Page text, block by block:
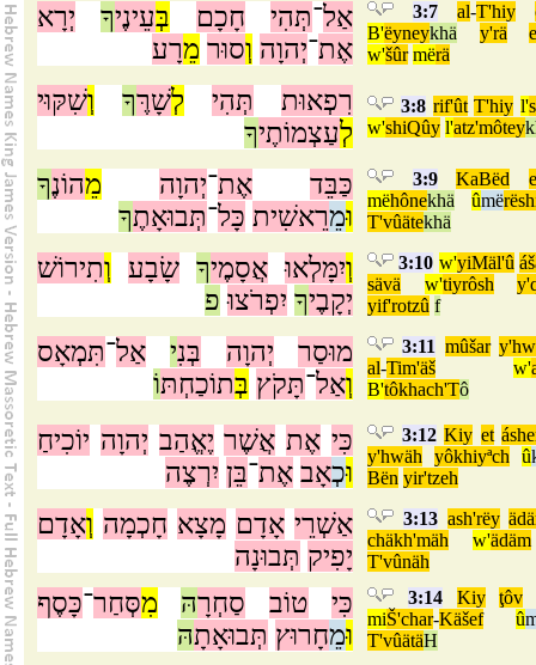
אַל־תְּהִי חָכָם בְּעֵינֶיךָ
יְרָא
אֶת־יְהוָה וְסוּר מֵרָע
3:7 al-T'hiy
B'ëyneykhä y'rä
w'šûr mërä
רִפְאוּת תְּהִי לְשָׁרֶּךָ וְשִׁקּוּי
לְעַצְמוֹתֶיךָ
3:8 rif'ût T'hiy l'
w'shiQûy l'atz'môtey
כַּבֵּד אֶת־יְהוָה מֵהוֹנֶךָ
וּמֵרֵאשִׁית כָּל־תְּבוּאָתֶךָ
3:9 KaBëd
mëhônekhä ûmë
T'vûätekhä
וְיִמָּלְאוּ אֲסָמֶיךָ שָׂבָע וְתִירוֹשׁ
יְקָבֶיךָ יִפְרֹצוּ פ
3:10 w'yiMäl'û
sävä
w'tiyrôsh
yif'rotzû f
מוּסַר יְהוָה בְּנִי אַל־תִּמְאָס
וְאַל־תָּקֹץ בְּתוֹכַחְתּוֹ
3:11 mûšar
al-Tim'äš w'
B'tôkhach'Tô
כִּי אֶת אֲשֶׁר יֶאֱהַב יְהוָה יוֹכִיחַ
וּכְאָב אֶת־בֵּן יִרְצֶה
3:12 Kiy et
y'hwäh
yôkhiyªch û
Bën yir'tzeh
אַשְׁרֵי אָדָם מָצָא חָכְמָה וְאָדָם
יָפִיק תְּבוּנָה
3:13 ash'rëy
chäkh'mäh
w'ädäm
T'vûnäh
כִּי טוֹב סַחְרָהּ מִסְּחַר־כָּסֶף
וּמֵחָרוּץ תְּבוּאָתָהּ
3:14 Kiy
ţôv
miŠ'char-Käšef û
T'vûätäH